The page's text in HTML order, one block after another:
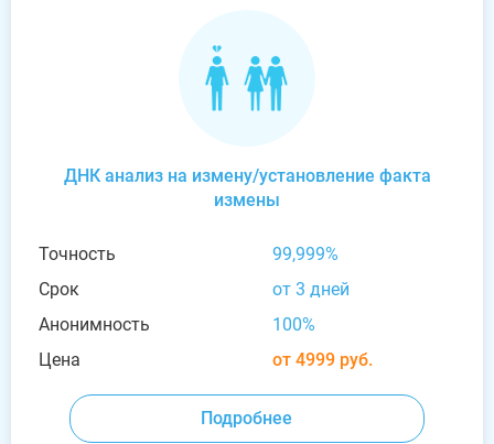
ДНК анализ на измену/установление факта
измены
Точность
99,999%
Срок
от 3 дней
Анонимность
100%
Цена
от 4999 руб.
Подробнее